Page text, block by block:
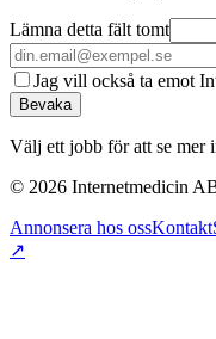
Lämna detta fält tomt
Jag vill också ta emot
Bevaka
Välj ett jobb för att se mer
© 2026 Internetmedicin
Annonsera hos ossKontakt
↗